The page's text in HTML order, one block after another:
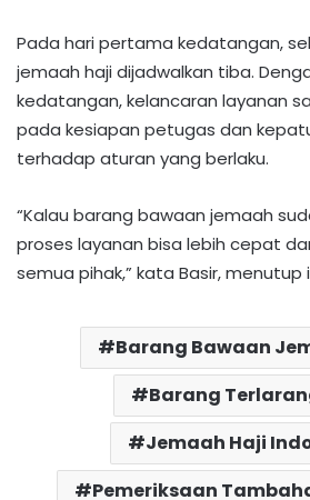
Pada hari pertama kedatangan,
jemaah haji dijadwalkan tiba.
kedatangan, kelancaran layanan
pada kesiapan petugas dan
terhadap aturan yang berlaku.
“Kalau barang bawaan jemaah
proses layanan bisa lebih cepat
semua pihak,” kata Basir,
Barang Bawaan
Barang
Jemaah Haji
Pemeriksaan